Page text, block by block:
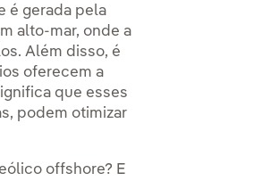
é gerada pela
alto-mar, onde a
Além disso, é
oferecem a
que esses
podem otimizar
offshore? E